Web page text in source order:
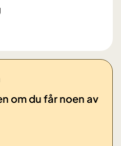
om du får noen av